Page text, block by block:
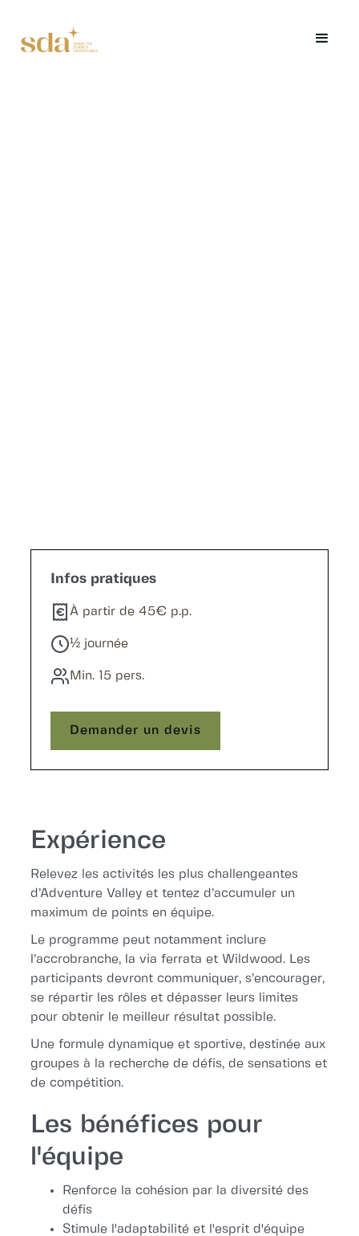
Expérience
Relevez les activités les plus challengeantes
d’Adventure Valley et tentez d’accumuler un
maximum de points en équipe.
Le programme peut notamment inclure
l’accrobranche, la via ferrata et Wildwood. Les
participants devront communiquer, s’encourager,
se répartir les rôles et dépasser leurs limites
pour obtenir le meilleur résultat possible.
Une formule dynamique et sportive, destinée aux
groupes à la recherche de défis, de sensations et
de compétition.
Les bénéfices pour
l'équipe
Renforce la cohésion par la diversité des
défis
Stimule l'adaptabilité et l'esprit d'équipe
Infos pratiques
À partir de 45€ p.p.
½ journée
Min. 15 pers.
Demander un devis